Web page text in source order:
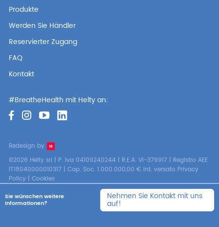
Produkte
Werden Sie Händler
Reservierter Zugang
FAQ
Kontakt
#BreatheHealth mit Helty an:
Redesign by
©2026 Helty srl | P. Iva 04109240244 | R.E.A. VI-379917 | Registro AEE
IT18040000010317 | Cap. Soc. 1.000.000,00 € int. versato Privacy
Policy| Cookies
Sie wünschen weitere
Informationen?
Nehmen Sie Kontakt mit uns
auf!